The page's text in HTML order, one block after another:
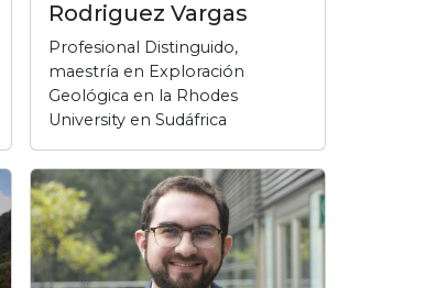
Rodriguez Vargas
Profesional Distinguido,
maestría en Exploración
Geológica en la Rhodes
University en Sudáfrica